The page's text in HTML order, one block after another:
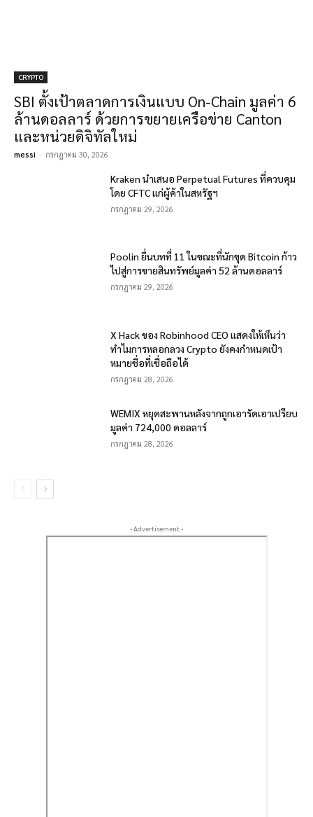
CRYPTO
SBI ตั้งเป้าตลาดการเงินแบบ On-Chain มูลค่า 6
ล้านดอลลาร์ ด้วยการขยายเครือข่าย Canton
และหน่วยดิจิทัลใหม่
messi - กรกฎาคม 30, 2026
Kraken นำเสนอ Perpetual Futures ที่ควบคุม
โดย CFTC แก่ผู้ค้าในสหรัฐฯ
กรกฎาคม 29, 2026
Poolin ยื่นบทที่ 11 ในขณะที่นักขุด Bitcoin ก้าว
ไปสู่การขายสินทรัพย์มูลค่า 52 ล้านดอลลาร์
กรกฎาคม 29, 2026
X Hack ของ Robinhood CEO แสดงให้เห็นว่า
ทำไมการหลอกลวง Crypto ยังคงกำหนดเป้า
หมายชื่อที่เชื่อถือได้
กรกฎาคม 28, 2026
WEMIX หยุดสะพานหลังจากถูกเอารัดเอาเปรียบ
มูลค่า 724,000 ดอลลาร์
กรกฎาคม 28, 2026
- Advertisement -